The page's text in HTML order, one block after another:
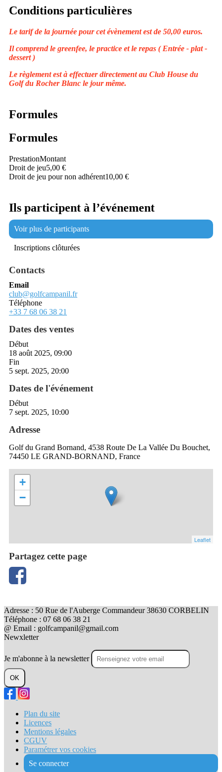
Conditions particulières
Le tarif de la journée pour cet évènement est de 50,00 euros.
Il comprend le greenfee, le practice et le repas ( Entrée - plat -
dessert )
Le règlement est à effectuer directement au Club House du
Golf du Rocher Blanc le jour même.
Formules
Formules
PrestationMontant
Droit de jeu5,00 €
Droit de jeu pour non adhérent10,00 €
Ils participent à l’événement
Voir plus de participants
Inscriptions clôturées
Contacts
Email
club@golfcampanil.fr
Téléphone
+33 7 68 06 38 21
Dates des ventes
Début
18 août 2025, 09:00
Fin
5 sept. 2025, 20:00
Dates de l'événement
Début
7 sept. 2025, 10:00
Adresse
Golf du Grand Bornand, 4538 Route De La Vallée Du Bouchet,
74450 LE GRAND-BORNAND, France
+
−
Leaflet
Partagez cette page
Adresse : 50 Rue de l'Auberge Commandeur 38630 CORBELIN
Téléphone : 07 68 06 38 21
@ Email : golfcampanil@gmail.com
Newxletter
Je m'abonne à la newsletter
OK
Plan du site
Licences
Mentions légales
CGUV
Paramétrer vos cookies
Se connecter